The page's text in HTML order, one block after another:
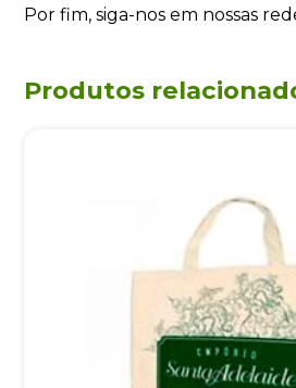
Por fim, siga-nos em nossas
Produtos